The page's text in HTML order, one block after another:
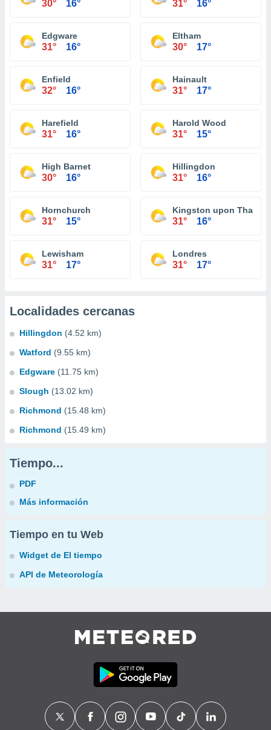
30° 16° 31° 16°
Edgware
31° 16°
Eltham
30° 17°
Enfield
32° 16°
Hainault
31° 17°
Harefield
31° 16°
Harold Wood
31° 15°
High Barnet
30° 16°
Hillingdon
31° 16°
Hornchurch
31° 15°
Kingston upon Thames
31° 16°
Lewisham
31° 17°
Londres
31° 17°
Localidades cercanas
Hillingdon (4.52 km)
Watford (9.55 km)
Edgware (11.75 km)
Slough (13.02 km)
Richmond (15.48 km)
Richmond (15.49 km)
Tiempo...
PDF
Más información
Tiempo en tu Web
Widget de El tiempo
API de Meteorología